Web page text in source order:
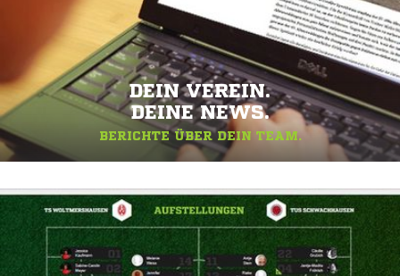
DEIN VEREIN.
DEINE NEWS.
BERICHTE ÜBER DEIN TEAM.